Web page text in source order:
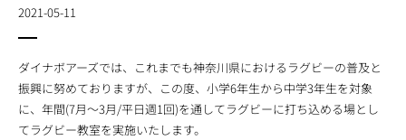
2021-05-11
ダイナボアーズでは、これまでも神奈川県におけるラグビーの普及と
振興に努めておりますが、この度、小学6年生から中学3年生を対象
に、年間(7月～3月/平日週1回)を通してラグビーに打ち込める場とし
てラグビー教室を実施いたします。